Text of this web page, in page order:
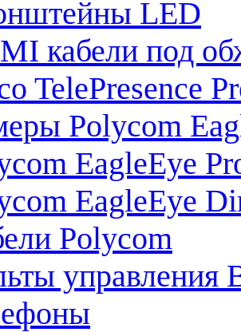
LED
кабели под
TelePresence
Polycom
EagleEye
EagleEye
Polycom
управления